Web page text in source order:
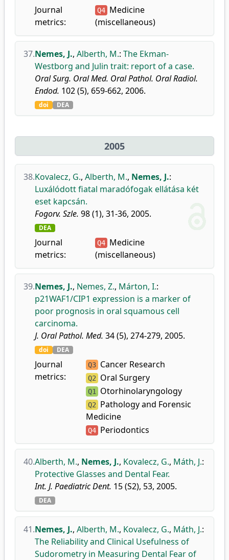
Journal
metrics:
Q4 Medicine
(miscellaneous)
37.Nemes, J., Alberth, M.: The Ekman-
Westborg and Julin trait: report of a case.
Oral Surg. Oral Med. Oral Pathol. Oral Radiol.
Endod. 102 (5), 659-662, 2006.
doi DEA
2005
38.Kovalecz, G., Alberth, M., Nemes, J.:
Luxálódott fiatal maradófogak ellátása két
eset kapcsán.
Fogorv. Szle. 98 (1), 31-36, 2005.
DEA
Journal
metrics:
Q4 Medicine
(miscellaneous)
39.Nemes, J., Nemes, Z., Márton, I.:
p21WAF1/CIP1 expression is a marker of
poor prognosis in oral squamous cell
carcinoma.
J. Oral Pathol. Med. 34 (5), 274-279, 2005.
doi DEA
Journal
metrics:
Q3 Cancer Research
Q2 Oral Surgery
Q1 Otorhinolaryngology
Q2 Pathology and Forensic
Medicine
Q4 Periodontics
40.Alberth, M., Nemes, J., Kovalecz, G., Máth, J.:
Protective Glasses and Dental Fear.
Int. J. Paediatric Dent. 15 (S2), 53, 2005.
DEA
41.Nemes, J., Alberth, M., Kovalecz, G., Máth, J.:
The Reliability and Clinical Usefulness of
Sudorometry in Measuring Dental Fear of